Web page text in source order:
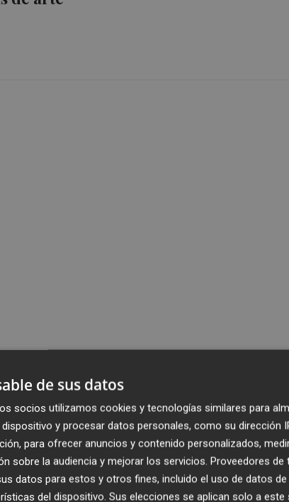
de sus datos
socios utilizamos cookies y tecnologías similares para
y procesar datos personales, como su dirección
para ofrecer anuncios y contenido personalizados,
sobre la audiencia y mejorar los servicios. Proveedores de
datos para estos y otros fines, incluido el uso de datos
del dispositivo. Sus elecciones se aplican solo a este